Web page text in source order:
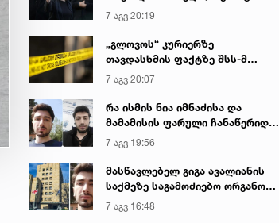
იყო ნია იმნაძე წამქეზებელი...“ -
გიგა ავალიანის დედა
7 აგვ 20:19
„გლოვოს“ კურიერზე
თავდასხმის ფაქტზე შსს-მ
გამოძიება დაიწყო
7 აგვ 20:07
რა ისმის ნია იმნაძისა და
მამამისის ფარული ჩანაწერიდან
- გიგა ავალიანის მკვლელობის
საქმე
7 აგვ 19:56
მასწავლებელ გიგა ავალიანის
საქმეზე საგამოძიებო ორგანო
დაკავებულ არასრულწლოვნებს -
ნია იმნაძესა და ანასტასია
7 აგვ 16:48